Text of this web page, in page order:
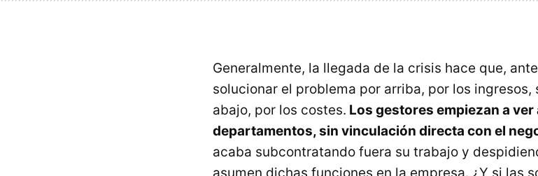
Generalmente, la llegada de la crisis hace que,
solucionar el problema por arriba, por los
abajo, por los costes. Los gestores empiezan a
departamentos, sin vinculación directa con el
acaba subcontratando fuera su trabajo y